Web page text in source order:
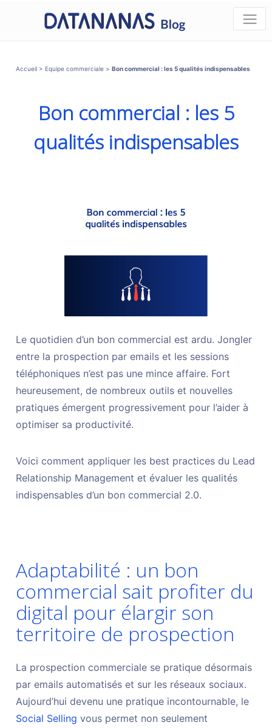
Accueil > Equipe commerciale >Bon commercial : les 5 qualités indispensables
Bon commercial : les 5
qualités indispensables
Le quotidien d’un bon commercial est ardu. Jongler
entre la prospection par emails et les sessions
téléphoniques n’est pas une mince affaire. Fort
heureusement, de nombreux outils et nouvelles
pratiques émergent progressivement pour l’aider à
optimiser sa productivité.
Voici comment appliquer les best practices du Lead
Relationship Management et évaluer les qualités
indispensables d’un bon commercial 2.0.
Adaptabilité : un bon
commercial sait profiter du
digital pour élargir son
territoire de prospection
La prospection commerciale se pratique désormais
par emails automatisés et sur les réseaux sociaux.
Aujourd’hui devenu une pratique incontournable, le
Social Selling vous permet non seulement